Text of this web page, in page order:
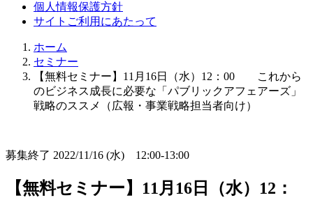
個人情報保護方針
サイトご利用にあたって
ホーム
セミナー
【無料セミナー】11月16日（水）12：00 これから
のビジネス成長に必要な「パブリックアフェアーズ」
戦略のススメ（広報・事業戦略担当者向け）
募集終了 2022/11/16 (水) 12:00-13:00
【無料セミナー】11月16日（水）12：